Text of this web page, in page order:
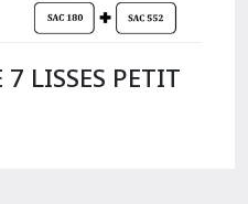
LISSES PETIT